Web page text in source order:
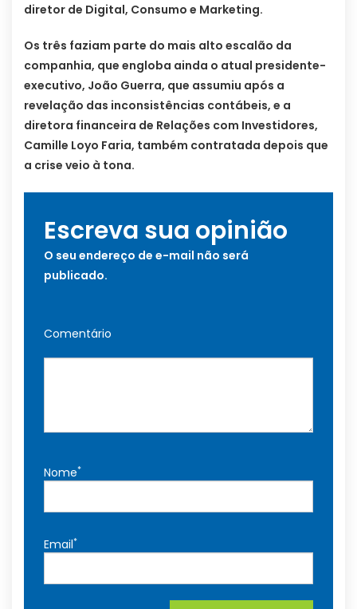
diretor de Digital, Consumo e Marketing.
Os três faziam parte do mais alto escalão da
companhia, que engloba ainda o atual presidente-
executivo, João Guerra, que assumiu após a
revelação das inconsistências contábeis, e a
diretora financeira de Relações com Investidores,
Camille Loyo Faria, também contratada depois que
a crise veio à tona.
Escreva sua opinião
O seu endereço de e-mail não será
publicado.
Comentário
Nome*
Email*